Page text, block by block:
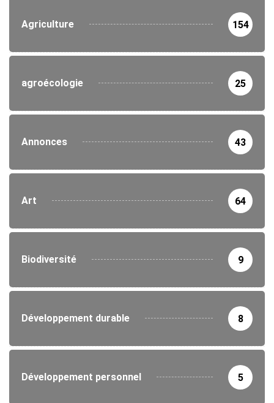
Agriculture 154
agroécologie 25
Annonces 43
Art 64
Biodiversité 9
Développement durable 8
Développement personnel 5